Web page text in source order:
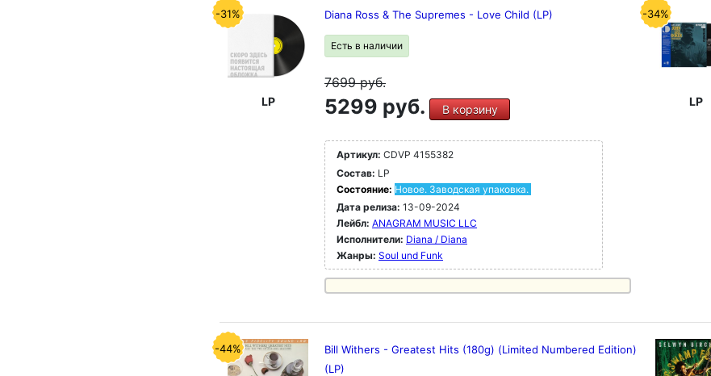
-31%
LP
Diana Ross & The Supremes - Love Child (LP)
Есть в наличии
7699руб.
5299 руб. В корзину
Артикул: CDVP 4155382
Состав: LP
Состояние: Новое. Заводская упаковка.
Дата релиза: 13-09-2024
Лейбл: ANAGRAM MUSIC LLC
Исполнители: Diana / Diana
Жанры: Soul und Funk
-34%
LP
-44%
Bill Withers - Greatest Hits (180g) (Limited Numbered Edition)
(LP)